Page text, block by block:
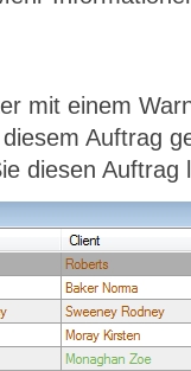
mit einem
Auftrag
diesen Auftrag